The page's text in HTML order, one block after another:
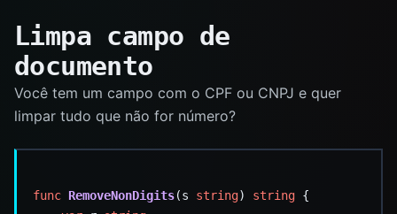
Limpa campo de
documento
Você tem um campo com o CPF ou CNPJ e quer
limpar tudo que não for número?
func RemoveNonDigits(s string) string